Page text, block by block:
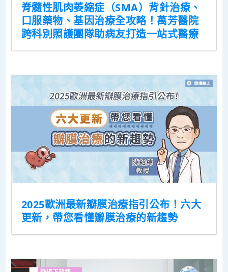
脊髓性肌肉萎縮症（SMA）背針治療、
口服藥物、基因治療全攻略！萬芳醫院
跨科別照護團隊助病友打造一站式醫療
2025歐洲最新瓣膜治療指引公布！六大
更新，帶您看懂瓣膜治療的新趨勢